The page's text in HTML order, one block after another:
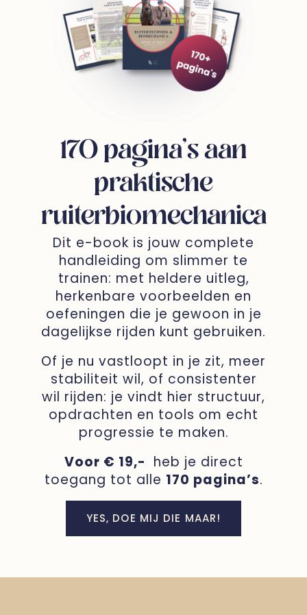
170 pagina’s aan
praktische
ruiterbiomechanica
Dit e-book is jouw complete
handleiding om slimmer te
trainen: met heldere uitleg,
herkenbare voorbeelden en
oefeningen die je gewoon in je
dagelijkse rijden kunt gebruiken.
Of je nu vastloopt in je zit, meer
stabiliteit wil, of consistenter
wil rijden: je vindt hier structuur,
opdrachten en tools om echt
progressie te maken.
Voor € 19,- heb je direct
toegang tot alle 170 pagina’s.
YES, DOE MIJ DIE MAAR!